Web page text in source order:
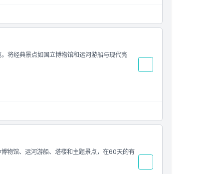
将经典景点如国立博物馆和运河游船与现代亮
物馆、运河游船、塔楼和主题景点，在60天的有